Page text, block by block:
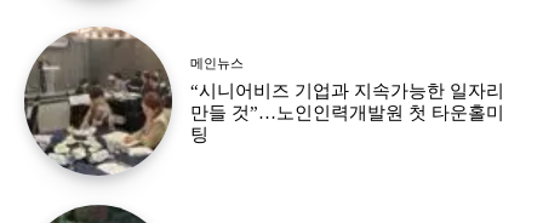
메인뉴스
“시니어비즈 기업과 지속가능한 일자리
만들 것”…노인인력개발원 첫 타운홀미
팅